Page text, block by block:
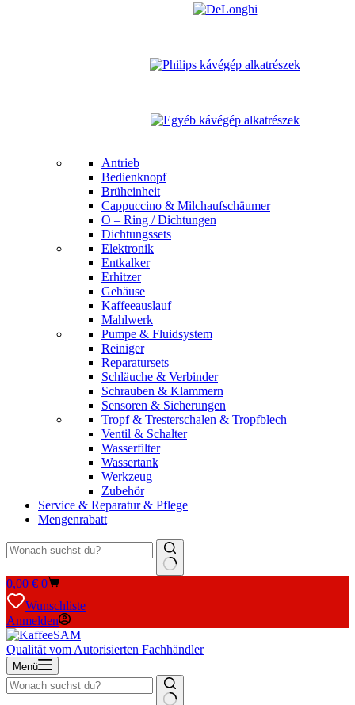
Antrieb
Bedienknopf
Brüheinheit
Cappuccino & Milchaufschäumer
O – Ring / Dichtungen
Dichtungssets
Elektronik
Entkalker
Erhitzer
Gehäuse
Kaffeeauslauf
Mahlwerk
Pumpe & Fluidsystem
Reiniger
Reparatursets
Schläuche & Verbinder
Schrauben & Klammern
Sensoren & Sicherungen
Tropf & Tresterschalen & Tropfblech
Ventil & Schalter
Wasserfilter
Wassertank
Werkzeug
Zubehör
Service & Reparatur & Pflege
Mengenrabatt
Keine
Ergebnisse
Warenkorb
0,00 € 0
Wunschliste
Anmelden
Qualität vom Autorisierten Fachhändler
Menü